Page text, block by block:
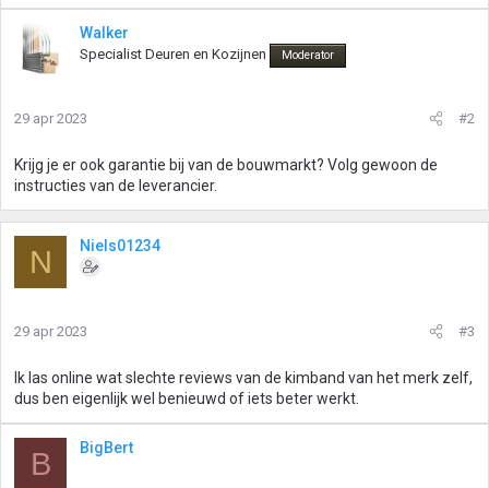
Walker
Specialist Deuren en Kozijnen Moderator
29 apr 2023 #2
Krijg je er ook garantie bij van de bouwmarkt? Volg gewoon de
instructies van de leverancier.
N Niels01234
29 apr 2023 #3
Ik las online wat slechte reviews van de kimband van het merk zelf,
dus ben eigenlijk wel benieuwd of iets beter werkt.
B BigBert